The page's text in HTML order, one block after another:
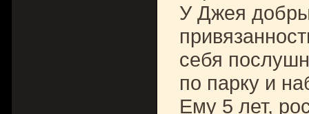
У Джея
себя
по парку и
Ему 5 лет,